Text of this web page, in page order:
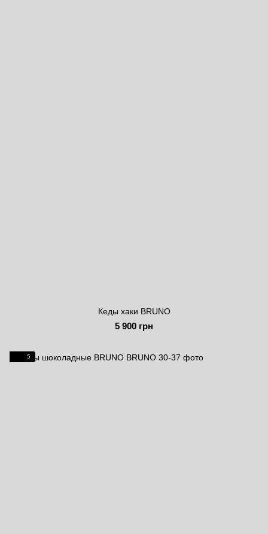
Кеды хаки BRUNO
5 900 грн
5